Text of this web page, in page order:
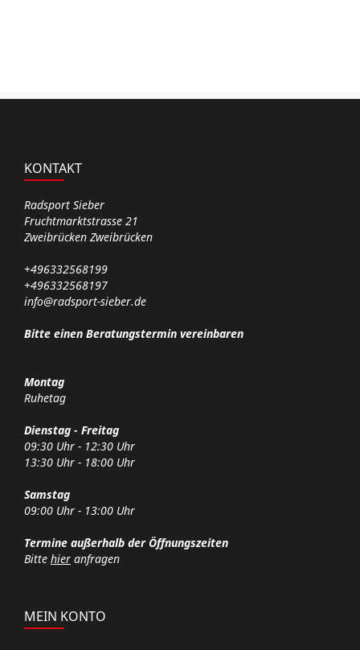
KONTAKT
Radsport Sieber
Fruchtmarktstrasse 21
Zweibrücken Zweibrücken
+496332568199
+496332568197
info@radsport-sieber.de
Bitte einen Beratungstermin vereinbaren
Montag
Ruhetag
Dienstag - Freitag
09:30 Uhr - 12:30 Uhr
13:30 Uhr - 18:00 Uhr
Samstag
09:00 Uhr - 13:00 Uhr
Termine außerhalb der Öffnungszeiten
Bitte hier anfragen
MEIN KONTO